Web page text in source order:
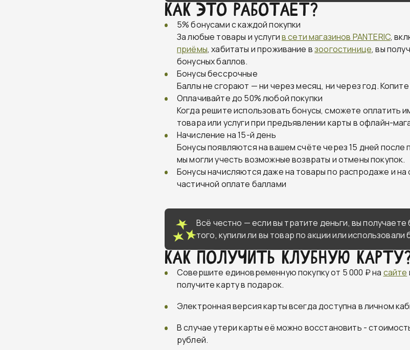
Как это работает?
5% бонусами с каждой покупки
За любые товары и услугив сети магазинов PANTERIC,
приёмы, хабитаты и проживание взоогостинице, вы
бонусных баллов.
Бонусы бессрочные
Баллы не сгорают — ни через месяц, ни через год.
Оплачивайте до 50% любой покупки
Когда решите использовать бонусы, сможете оплатить
товара или услуги при предъявлении карты в офлайн-
Начисление на 15-й день
Бонусы появляются на вашем счёте через 15 дней после
мы могли учесть возможные возвраты и отмены покупок.
Бонусы начисляются даже на товары по распродаже и на
частичной оплате баллами
Всё честно — если вы тратите деньги, вы
того, купили ли вы товар по акции или использовали
Как получить клубную
Совершите единовременную покупку от 5 000 ₽ на сайте
получите карту в подарок.
Электронная версия карты всегда доступна в личном
В случае утери карты её можно восстановить -
рублей.